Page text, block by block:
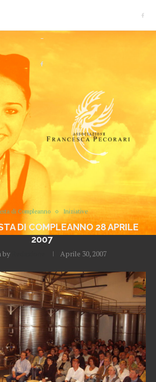
Festa di Compleanno
Aprile 2007
di Compleanno Iniziative
DI COMPLEANNO 28 APRILE
2007
by Aprile 30, 2007